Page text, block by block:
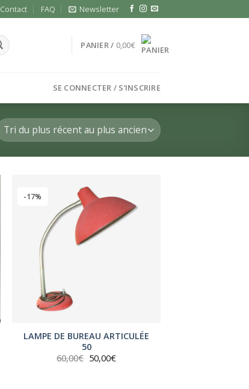
Contact FAQ Newsletter
PANIER / 0,00€
SE CONNECTER / S’INSCRIRE
-17%
LAMPE DE BUREAU ARTICULÉE
50
60,00€ Le
prix
50,00€Le